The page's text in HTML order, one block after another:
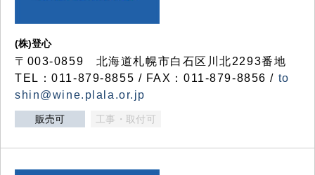
(株)登心
〒003-0859 北海道札幌市白石区川北2293番地
TEL：011-879-8855 / FAX：011-879-8856 / to
shin@wine.plala.or.jp
販売可 工事・取付可